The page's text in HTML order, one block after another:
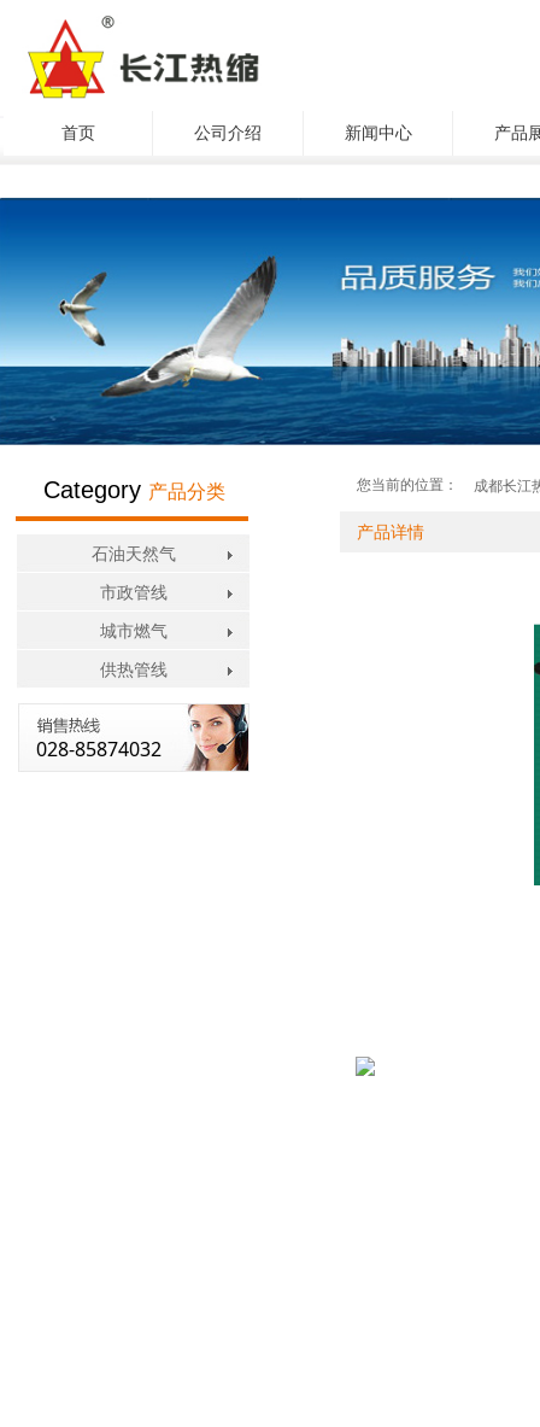
首页 公司介绍 新闻中心 产品
Category 产品分类
石油天然气
市政管线
城市燃气
供热管线
028-85874032
您当前的位置：
产品详情
成都长江